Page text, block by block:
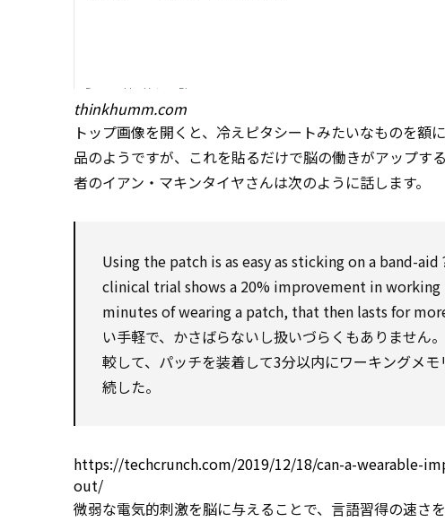
thinkhumm.com
トップ画像を開くと、冷えピタシートみたいなものを
品のようですが、これを貼るだけで脳の働きがアップす
者のイアン・マキンタイヤさんは次のように話します。
Using the patch is as easyas stickingona band-
clinical trial shows a 20% improvement in
minutes of wearing a patch, that then lasts for
い手軽で、かさばらないし扱いづらくもありません
較して、パッチを装着して3分以内にワーキングメ
続した。
https://techcrunch.com/2019/12/18/can-a-wearable-
out/
微弱な電気的刺激を脳に与えることで、言語習得の速さ